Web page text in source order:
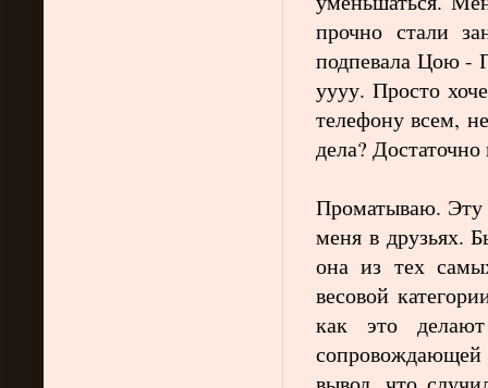
прочно стали
подпевала Цою -
уууу. Просто
телефону всем,
дела?
Проматываю.
меня в друзьях.
она из тех
весовой
как это